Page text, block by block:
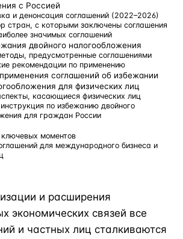
с Россией
и денонсация соглашений (2022–2026)
стран, с которыми заключены соглашения
значимых соглашений
двойного налогообложения
предусмотренные соглашениями
рекомендации по применению
соглашений об избежании
для физических лиц
касающиеся физических лиц
по избежанию двойного
для граждан России
моментов
для международного бизнеса и
и расширения
экономических связей все
и частных лиц сталкиваются